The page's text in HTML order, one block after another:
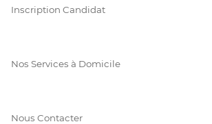
Inscription Candidat
Nos Services à Domicile
Nous Contacter